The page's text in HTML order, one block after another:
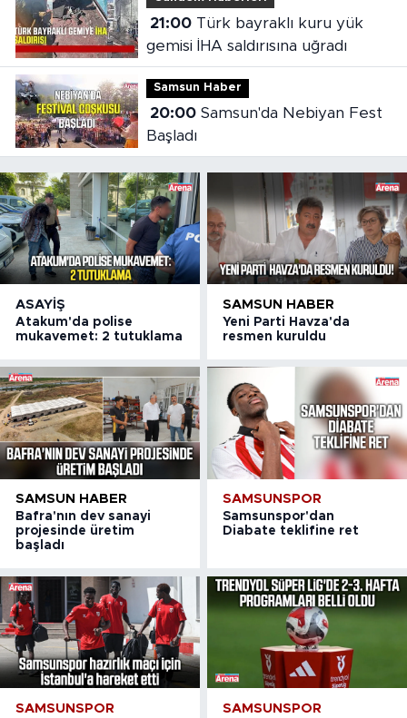
21:00Türk bayraklı kuru yük
gemisi İHA saldırısına uğradı
Samsun Haber
20:00Samsun'da Nebiyan Fest
Başladı
ASAYIŞ
Atakum'da polise
mukavemet: 2 tutuklama
SAMSUN HABER
Yeni Parti Havza'da
resmen kuruldu
SAMSUN HABER
Bafra'nın dev sanayi
projesinde üretim
başladı
SAMSUNSPOR
Samsunspor'dan
Diabate teklifine ret
SAMSUNSPOR SAMSUNSPOR